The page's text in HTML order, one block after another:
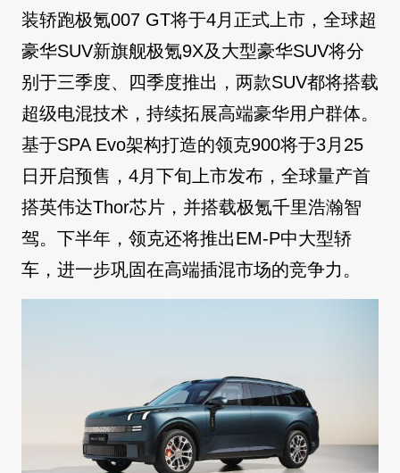
装轿跑极氪007 GT将于4月正式上市，全球超
豪华SUV新旗舰极氪9X及大型豪华SUV将分
别于三季度、四季度推出，两款SUV都将搭载
超级电混技术，持续拓展高端豪华用户群体。
基于SPA Evo架构打造的领克900将于3月25
日开启预售，4月下旬上市发布，全球量产首
搭英伟达Thor芯片，并搭载极氪千里浩瀚智
驾。下半年，领克还将推出EM-P中大型轿
车，进一步巩固在高端插混市场的竞争力。